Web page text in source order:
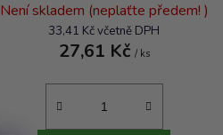
Není skladem (neplaťte předem! )
33,41 Kč včetně DPH
27,61 Kč / ks